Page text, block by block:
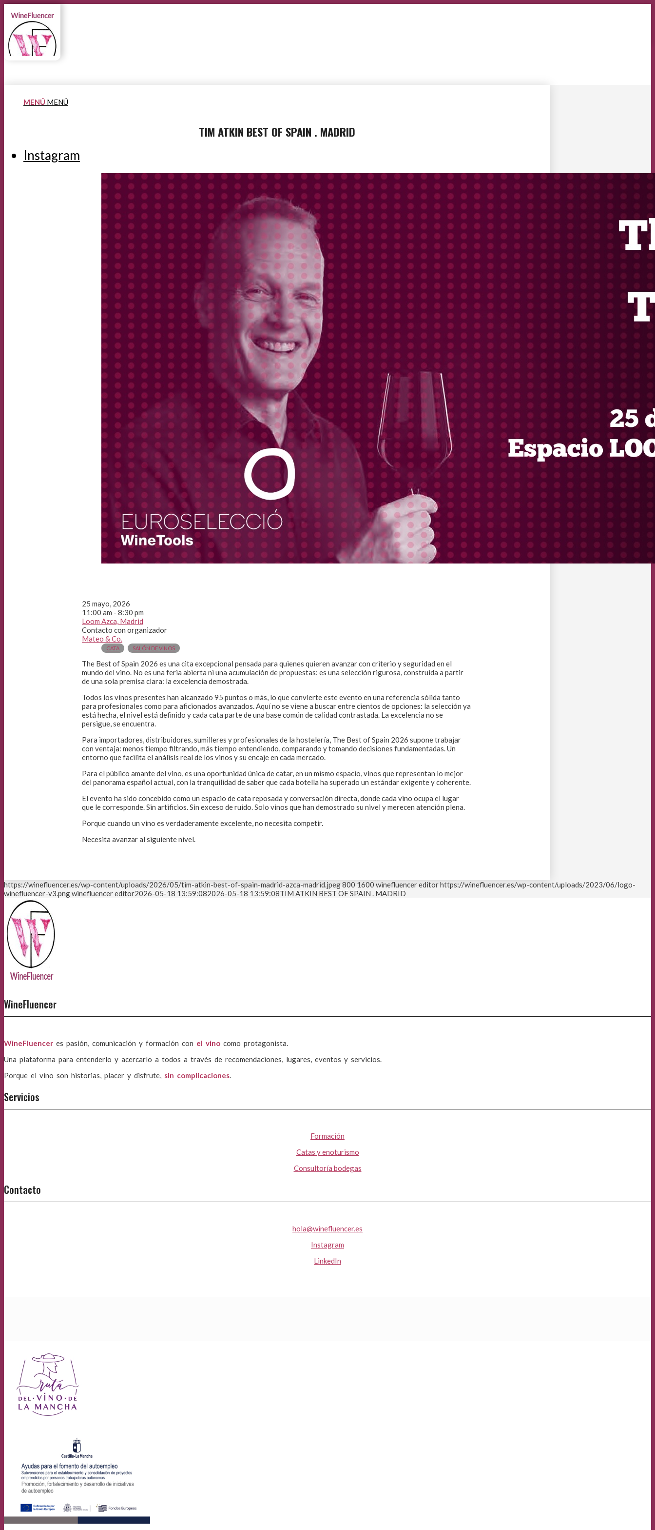
MENÚ MENÚ
Instagram
TIM ATKIN BEST OF SPAIN . MADRID
25 mayo, 2026
11:00 am - 8:30 pm
Loom Azca, Madrid
Contacto con organizador
Mateo & Co.
CATA SALÓN DE VINOS
The Best of Spain 2026 es una cita excepcional pensada para quienes quieren avanzar con criterio y seguridad en el
mundo del vino. No es una feria abierta ni una acumulación de propuestas: es una selección rigurosa, construida a partir
de una sola premisa clara: la excelencia demostrada.
Todos los vinos presentes han alcanzado 95 puntos o más, lo que convierte este evento en una referencia sólida tanto
para profesionales como para aficionados avanzados. Aquí no se viene a buscar entre cientos de opciones: la selección ya
está hecha, el nivel está definido y cada cata parte de una base común de calidad contrastada. La excelencia no se
persigue, se encuentra.
Para importadores, distribuidores, sumilleres y profesionales de la hostelería, The Best of Spain 2026 supone trabajar
con ventaja: menos tiempo filtrando, más tiempo entendiendo, comparando y tomando decisiones fundamentadas. Un
entorno que facilita el análisis real de los vinos y su encaje en cada mercado.
Para el público amante del vino, es una oportunidad única de catar, en un mismo espacio, vinos que representan lo mejor
del panorama español actual, con la tranquilidad de saber que cada botella ha superado un estándar exigente y coherente.
El evento ha sido concebido como un espacio de cata reposada y conversación directa, donde cada vino ocupa el lugar
que le corresponde. Sin artificios. Sin exceso de ruido. Solo vinos que han demostrado su nivel y merecen atención plena.
Porque cuando un vino es verdaderamente excelente, no necesita competir.
Necesita avanzar al siguiente nivel.
https://winefluencer.es/wp-content/uploads/2026/05/tim-atkin-best-of-spain-madrid-azca-madrid.jpeg800 1600 winefluencer editorhttps://winefluencer.es/wp-content/uploads/2023/06/logo-
winefluencer-v3.pngwinefluencer editor2026-05-18 13:59:082026-05-18 13:59:08TIM ATKIN BEST OF SPAIN . MADRID
WineFluencer
WineFluencer es pasión, comunicación y formación con el vino como protagonista.
Una plataforma para entenderlo y acercarlo a todos a través de recomendaciones, lugares, eventos y servicios.
Porque el vino son historias, placer y disfrute, sin complicaciones.
Servicios
Formación
Catas y enoturismo
Consultoría bodegas
Contacto
hola@winefluencer.es
Instagram
LinkedIn